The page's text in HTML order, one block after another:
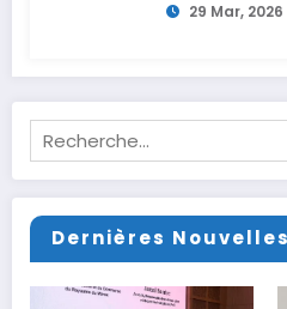
29 Mar, 2026
Dernières Nouvelles